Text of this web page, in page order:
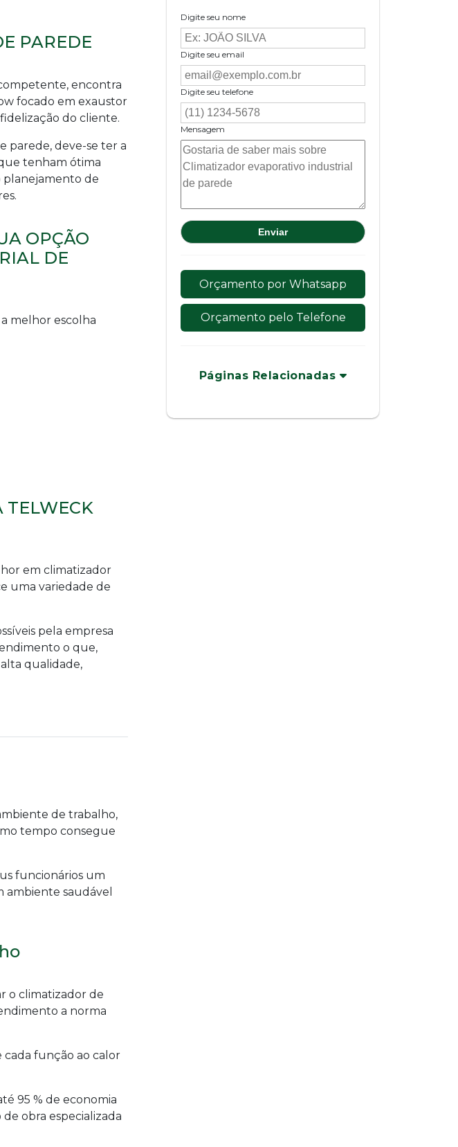
PAREDE
encontra
focado em exaustor
do cliente.
parede, deve-se ter a
tenham ótima
planejamento de
OPÇÃO
DE
melhor escolha
TELWECK
em climatizador
uma variedade de
pela empresa
o que,
qualidade,
de trabalho,
tempo consegue
funcionários um
ambiente saudável
o climatizador de
a norma
cada função ao calor
95 % de economia
obra especializada
Digite seu nome
Digite seu email
Digite seu telefone
Mensagem
Orçamento por Whatsapp
Orçamento pelo Telefone
Páginas Relacionadas